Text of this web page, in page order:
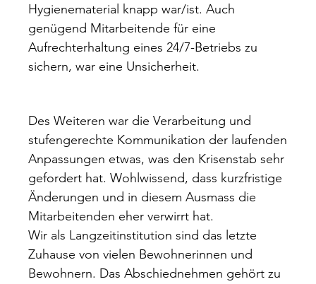
Hygienematerial knapp war/ist. Auch
genügend Mitarbeitende für eine
Aufrechterhaltung eines 24/7-Betriebs zu
sichern, war eine Unsicherheit.
Des Weiteren war die Verarbeitung und
stufengerechte Kommunikation der laufenden
Anpassungen etwas, was den Krisenstab sehr
gefordert hat. Wohlwissend, dass kurzfristige
Änderungen und in diesem Ausmass die
Mitarbeitenden eher verwirrt hat.
Wir als Langzeitinstitution sind das letzte
Zuhause von vielen Bewohnerinnen und
Bewohnern. Das Abschiednehmen gehört zu